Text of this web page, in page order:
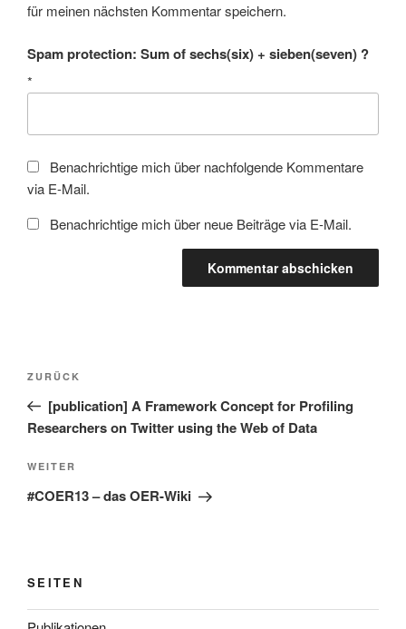
für meinen nächsten Kommentar speichern.
Spam protection: Sum of sechs(six) + sieben(seven) ?
*
Benachrichtige mich über nachfolgende Kommentare
via E-Mail.
Benachrichtige mich über neue Beiträge via E-Mail.
Beitragsnavigation
Vorheriger
Beitrag
ZURÜCK
[publication] A Framework Concept for Profiling
Researchers on Twitter using the Web of Data
Nächster
Beitrag
WEITER
#COER13 – das OER-Wiki
SEITEN